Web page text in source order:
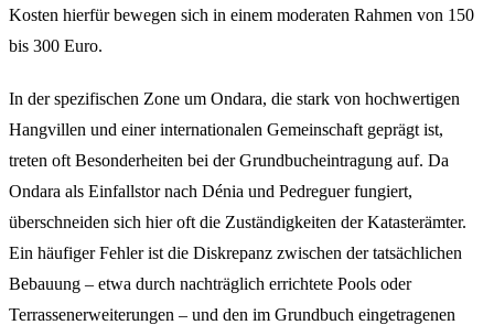
Kosten hierfür bewegen sich in einem moderaten Rahmen von 150
bis 300 Euro.
In der spezifischen Zone um Ondara, die stark von hochwertigen
Hangvillen und einer internationalen Gemeinschaft geprägt ist,
treten oft Besonderheiten bei der Grundbucheintragung auf. Da
Ondara als Einfallstor nach Dénia und Pedreguer fungiert,
überschneiden sich hier oft die Zuständigkeiten der Katasterämter.
Ein häufiger Fehler ist die Diskrepanz zwischen der tatsächlichen
Bebauung – etwa durch nachträglich errichtete Pools oder
Terrassenerweiterungen – und den im Grundbuch eingetragenen